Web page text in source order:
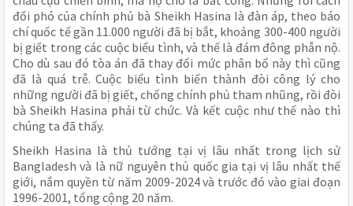
đối phó của chính phủ bà Sheikh Hasina là đàn áp, theo báo
chí quốc tế gần 11.000 người đã bị bắt, khoảng 300-400 người
bị giết trong các cuộc biểu tình, và thế là đám đông phẫn nộ.
Cho dù sau đó tòa án đã thay đổi mức phân bổ này thì cũng
đã là quá trễ. Cuộc biểu tình biến thành đòi công lý cho
những người đã bị giết, chống chính phủ tham nhũng, rồi đòi
bà Sheikh Hasina phải từ chức. Và kết cuộc như thế nào thì
chúng ta đã thấy.
Sheikh Hasina là thủ tướng tại vị lâu nhất trong lịch sử
Bangladesh và là nữ nguyên thủ quốc gia tại vị lâu nhất thế
giới, nắm quyền từ năm 2009-2024 và trước đó vào giai đoạn
1996-2001, tổng cộng 20 năm.